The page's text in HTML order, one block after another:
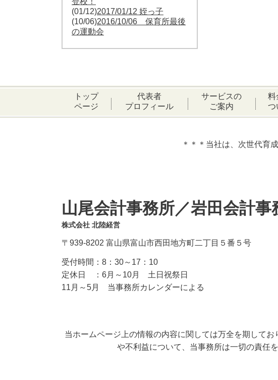
(01/12)2017/01/12 姪っ子
(10/06)2016/10/06 保育所最後
の運動会
トップ
ページ
代表者
プロフィール
サービスの
ご案内
料
つ
＊＊＊当社は、次世代育
山尾会計事務所／岩田会計事
株式会社 北陸経営
〒939-8202 富山県富山市西田地方町二丁目５番５号
受付時間： 8：30～17：10
定休日 ： 6月～10月 土日祝祭日
11月～5月 当事務所カレンダーによる
当ホームページ上の情報の内容に関しては万全を期して
や不利益について、当事務所は一切の責任